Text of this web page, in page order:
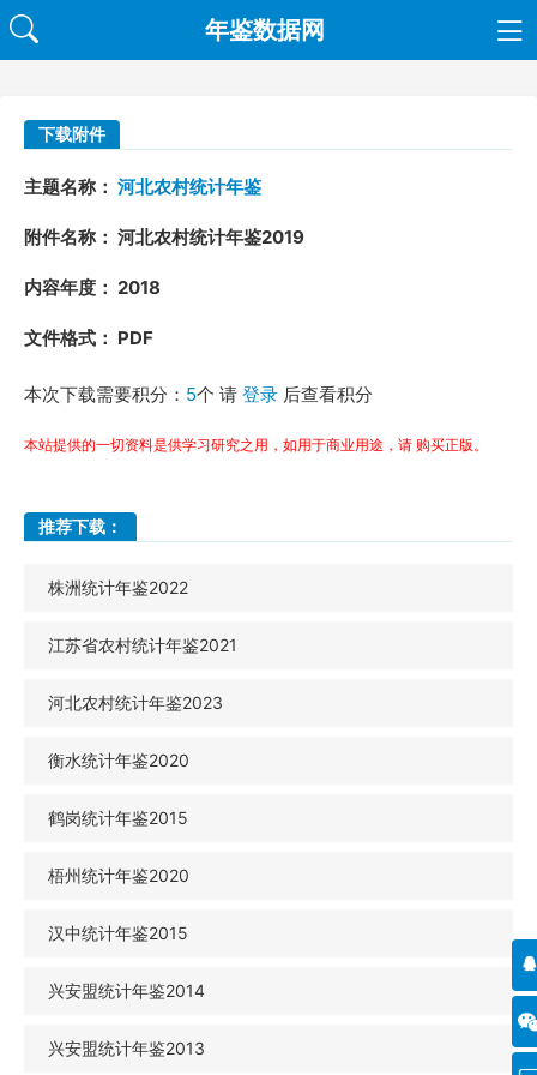
年鉴数据网
下载附件
主题名称： 河北农村统计年鉴
附件名称： 河北农村统计年鉴2019
内容年度： 2018
文件格式： PDF
本次下载需要积分： 5个 请 登录 后查看积分
本站提供的一切资料是供学习研究之用，如用于商业用途，请 购买正版。
推荐下载：
株洲统计年鉴2022
江苏省农村统计年鉴2021
河北农村统计年鉴2023
衡水统计年鉴2020
鹤岗统计年鉴2015
梧州统计年鉴2020
汉中统计年鉴2015
兴安盟统计年鉴2014
兴安盟统计年鉴2013